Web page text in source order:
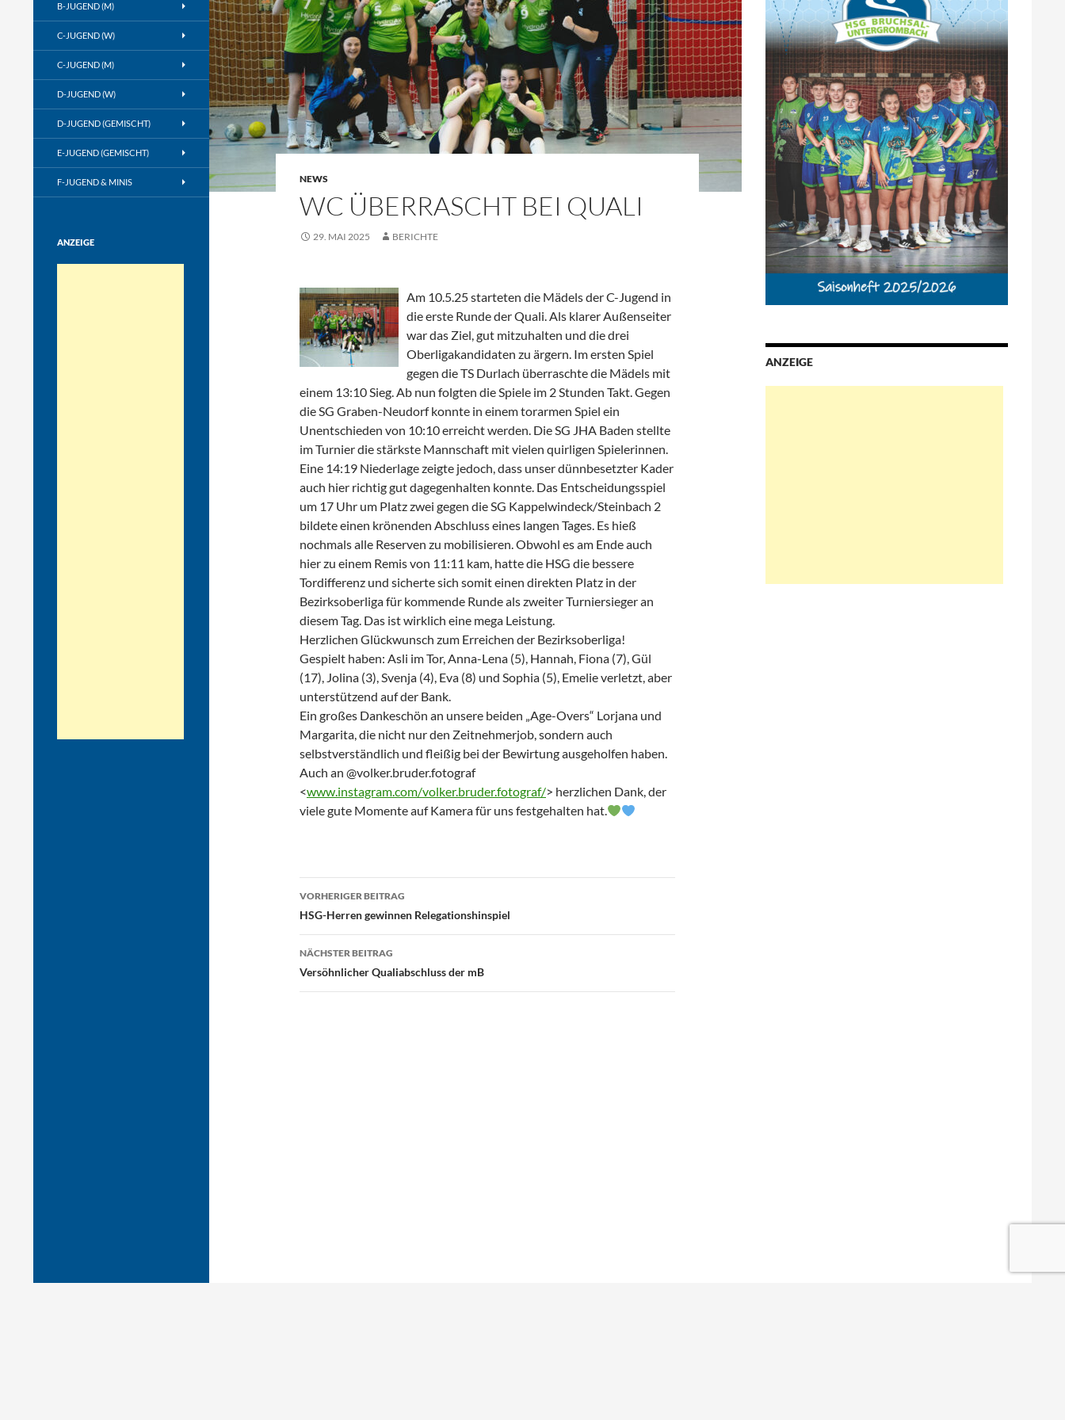
NEWS
WC ÜBERRASCHT BEI QUALI
29. MAI 2025 BERICHTE
Am 10.5.25 starteten die Mädels der C-Jugend in
die erste Runde der Quali. Als klarer Außenseiter
war das Ziel, gut mitzuhalten und die drei
Oberligakandidaten zu ärgern. Im ersten Spiel
gegen die TS Durlach überraschte die Mädels mit
einem 13:10 Sieg. Ab nun folgten die Spiele im 2 Stunden Takt. Gegen
die SG Graben-Neudorf konnte in einem torarmen Spiel ein
Unentschieden von 10:10 erreicht werden. Die SG JHA Baden stellte
im Turnier die stärkste Mannschaft mit vielen quirligen Spielerinnen.
Eine 14:19 Niederlage zeigte jedoch, dass unser dünnbesetzter Kader
auch hier richtig gut dagegenhalten konnte. Das Entscheidungsspiel
um 17 Uhr um Platz zwei gegen die SG Kappelwindeck/Steinbach 2
bildete einen krönenden Abschluss eines langen Tages. Es hieß
nochmals alle Reserven zu mobilisieren. Obwohl es am Ende auch
hier zu einem Remis von 11:11 kam, hatte die HSG die bessere
Tordifferenz und sicherte sich somit einen direkten Platz in der
Bezirksoberliga für kommende Runde als zweiter Turniersieger an
diesem Tag. Das ist wirklich eine mega Leistung.
Herzlichen Glückwunsch zum Erreichen der Bezirksoberliga!
Gespielt haben: Asli im Tor, Anna-Lena (5), Hannah, Fiona (7), Gül
(17), Jolina (3), Svenja (4), Eva (8) und Sophia (5), Emelie verletzt, aber
unterstützend auf der Bank.
Ein großes Dankeschön an unsere beiden „Age-Overs“ Lorjana und
Margarita, die nicht nur den Zeitnehmerjob, sondern auch
selbstverständlich und fleißig bei der Bewirtung ausgeholfen haben.
Auch an @volker.bruder.fotograf
<www.instagram.com/volker.bruder.fotograf/> herzlichen Dank, der
viele gute Momente auf Kamera für uns festgehalten hat.
Beitragsnavigation
VORHERIGER BEITRAG
HSG-Herren gewinnen Relegationshinspiel
NÄCHSTER BEITRAG
Versöhnlicher Qualiabschluss der mB
ANZEIGE
B-JUGEND (M)
C-JUGEND (W)
C-JUGEND (M)
D-JUGEND (W)
D-JUGEND (GEMISCHT)
E-JUGEND (GEMISCHT)
F-JUGEND & MINIS
ANZEIGE